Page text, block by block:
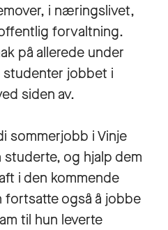
i næringslivet,
forvaltning.
på allerede under
studenter jobbet i
siden av.
sommerjobb i Vinje
studerte, og hjalp dem
i den kommende
også å jobbe
til hun leverte